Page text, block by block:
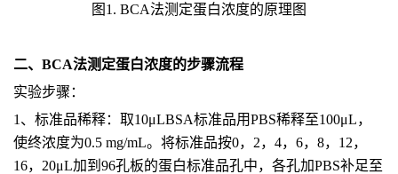
图 1. BCA法测定蛋白浓度的原理图
二、 BCA法测定蛋白浓度的步骤流程
实验步骤：
1 、标准品稀释：取10μLBSA标准品用PBS稀释至100μL，
使终浓度为0.5 mg/mL。将标准品按0， 2， 4， 6， 8， 12，
16， 20μL加到 96孔板的蛋白标准品孔中，各孔加PBS补足至